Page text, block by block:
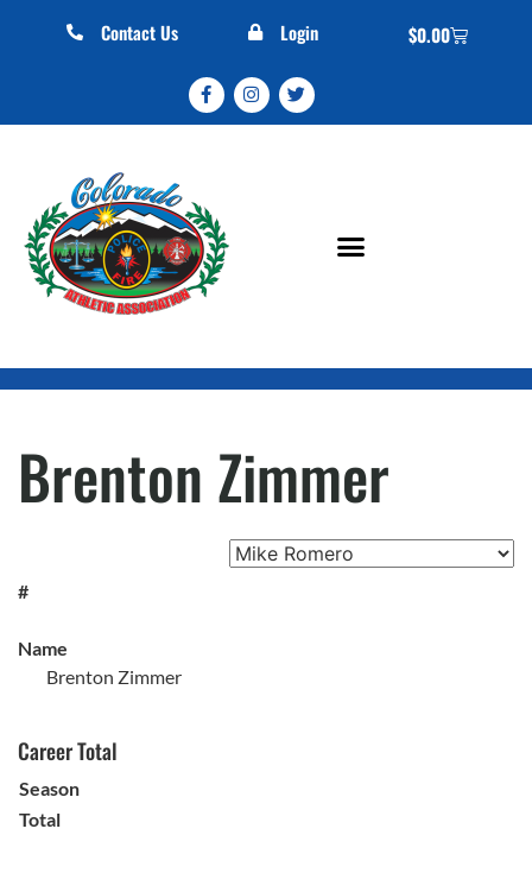
Contact Us Login $0.00
Brenton Zimmer
#
Name
Brenton Zimmer
Career Total
Season
Total